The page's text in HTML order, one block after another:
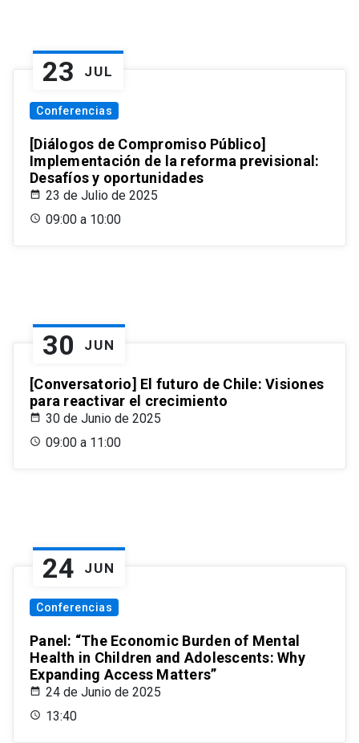
23 JUL
Conferencias
[Diálogos de Compromiso Público]
Implementación de la reforma previsional:
Desafíos y oportunidades
23 de Julio de 2025
09:00 a 10:00
30 JUN
[Conversatorio] El futuro de Chile: Visiones
para reactivar el crecimiento
30 de Junio de 2025
09:00 a 11:00
24 JUN
Conferencias
Panel: “The Economic Burden of Mental
Health in Children and Adolescents: Why
Expanding Access Matters”
24 de Junio de 2025
13:40